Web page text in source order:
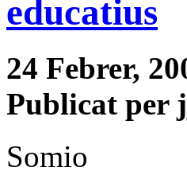
educatius
24 Febrer,
Publicat per
Somio